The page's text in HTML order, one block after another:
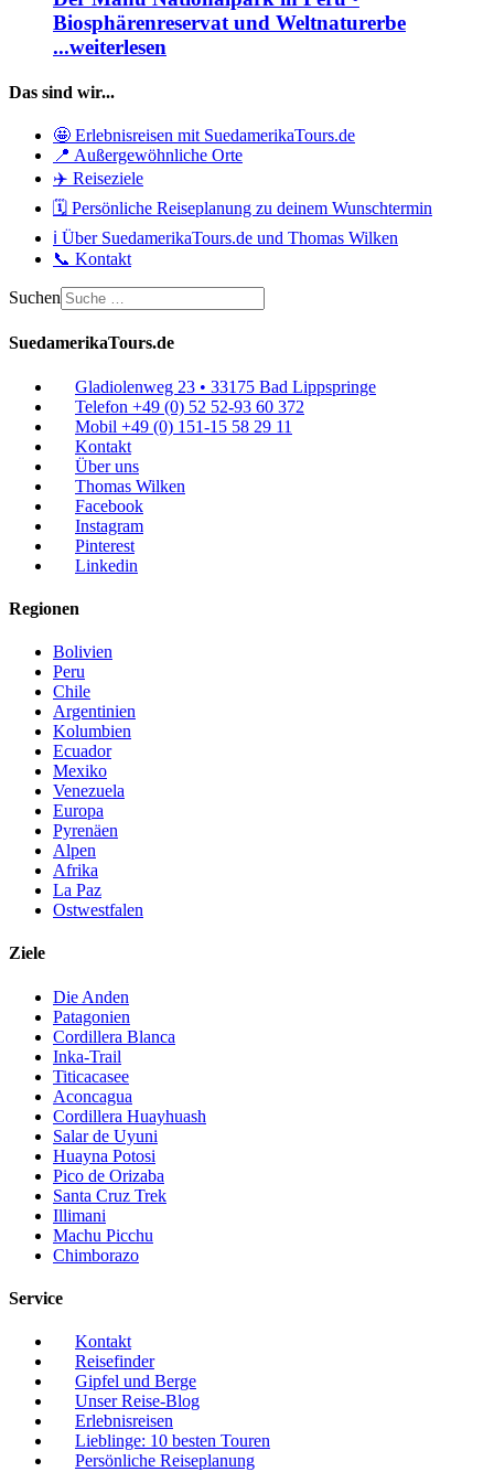
Biosphärenreservat und Weltnaturerbe
...weiterlesen
Das sind wir...
🤩 Erlebnisreisen mit SuedamerikaTours.de
📍 Außergewöhnliche Orte
✈️ Reiseziele
🗓️ Persönliche Reiseplanung zu deinem Wunschtermin
ℹ️ Über SuedamerikaTours.de und Thomas Wilken
📞 Kontakt
Suchen
SuedamerikaTours.de
Gladiolenweg 23 • 33175 Bad Lippspringe
Telefon +49 (0) 52 52-93 60 372
Mobil +49 (0) 151-15 58 29 11
Kontakt
Über uns
Thomas Wilken
Facebook
Instagram
Pinterest
Linkedin
Regionen
Bolivien
Peru
Chile
Argentinien
Kolumbien
Ecuador
Mexiko
Venezuela
Europa
Pyrenäen
Alpen
Afrika
La Paz
Ostwestfalen
Ziele
Die Anden
Patagonien
Cordillera Blanca
Inka-Trail
Titicacasee
Aconcagua
Cordillera Huayhuash
Salar de Uyuni
Huayna Potosi
Pico de Orizaba
Santa Cruz Trek
Illimani
Machu Picchu
Chimborazo
Service
Kontakt
Reisefinder
Gipfel und Berge
Unser Reise-Blog
Erlebnisreisen
Lieblinge: 10 besten Touren
Persönliche Reiseplanung